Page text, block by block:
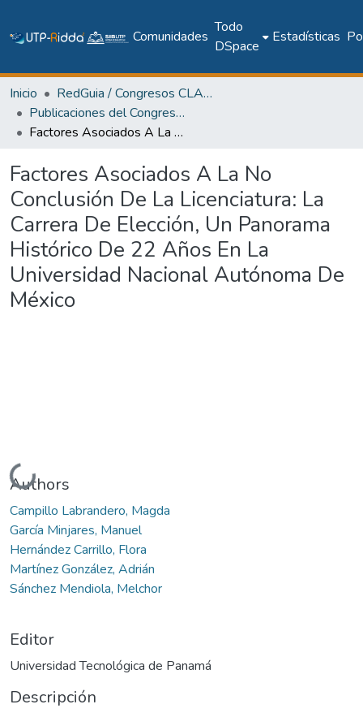
Comunidades
Todo
DSpace
Estadísticas
Inicio
RedGuia / Congresos CLABES
Publicaciones del Congreso Internacional CLABES
Factores Asociados A La No Conclusión De La Licenciatura: La Carrera De Elección, Un Panorama Histórico De 22 Años En La Universidad Nacional Autónoma De México
Factores Asociados A La No
Conclusión De La Licenciatura: La
Carrera De Elección, Un Panorama
Histórico De 22 Años En La
Universidad Nacional Autónoma De
México
Cargando...
Authors
Campillo Labrandero, Magda
García Minjares, Manuel
Hernández Carrillo, Flora
Martínez González, Adrián
Sánchez Mendiola, Melchor
Editor
Universidad Tecnológica de Panamá
Descripción